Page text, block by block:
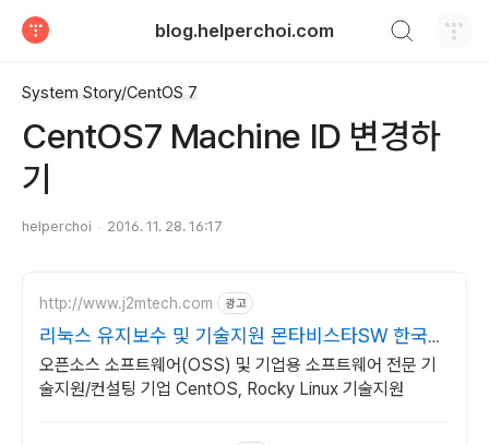
blog.helperchoi.com
System Story/CentOS 7
CentOS7 Machine ID 변경하
기
helperchoi 2016. 11. 28. 16:17
http://www.j2mtech.com 광고
리눅스 유지보수 및 기술지원 몬타비스타SW 한국
대리점
오픈소스 소프트웨어(OSS) 및 기업용 소프트웨어 전문 기
술지원/컨설팅 기업 CentOS, Rocky Linux 기술지원